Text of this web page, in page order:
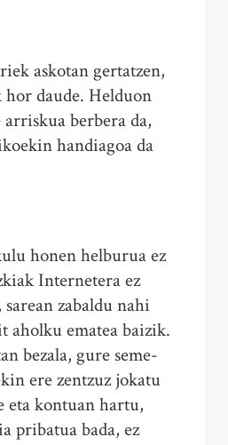
askotan gertatzen,
daude. Helduon
berbera da,
handiagoa da
honen helburua ez
Internetera ez
sarean zabaldu nahi
aholku ematea baizik.
bezala, gure seme-
ere zentzuz jokatu
eta kontuan hartu,
pribatua bada, ez